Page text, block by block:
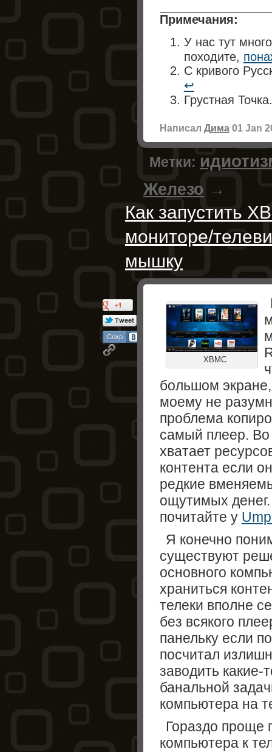
У нас тут
походите,
С кривого
↩
Грустная
Написал Дима01 Jan
Метки:
Железо →
Как запустить
мониторе/
мышку
XBMC
большом
моему не
проблема
самый плеер. Во
хватает
контента если
редкие
ощутимых
почитайте у
Я конечно
существуют
основного
храниться
телеки вполне
без всякого
панельку если
посчитал
заводить
банальной
компьютера на
Гораздо проще
компьютера к